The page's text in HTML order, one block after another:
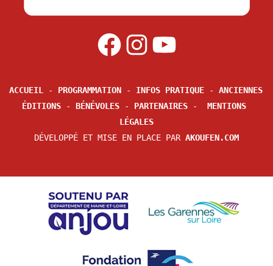
ACCUEIL - PROGRAMMATION - INFOS PRATIQUE - ANCIENNES
ÉDITIONS - BÉNÉVOLES - PARTENAIRES - MENTIONS
LÉGALES
DÉVELOPPÉ ET MISE EN PLACE PAR AKOUFEN.COM